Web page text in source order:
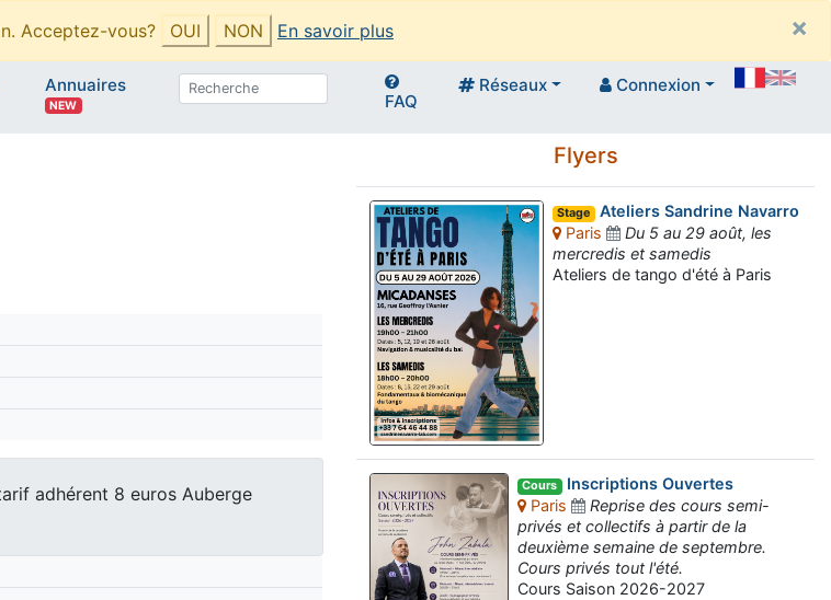
Acceptez-vous? OUI NON En savoir plus
×
Annuaires
NEW FAQ
Réseaux Connexion
adhérent 8 euros Auberge
Flyers
Stage Ateliers Sandrine Navarro
Paris
Du 5 au 29 août, les
mercredis et samedis
Ateliers de tango d'été à Paris
Cours Inscriptions Ouvertes
Paris
Reprise des cours semi-
privés et collectifs à partir de la
deuxième semaine de septembre.
Cours privés tout l'été.
Cours Saison 2026-2027